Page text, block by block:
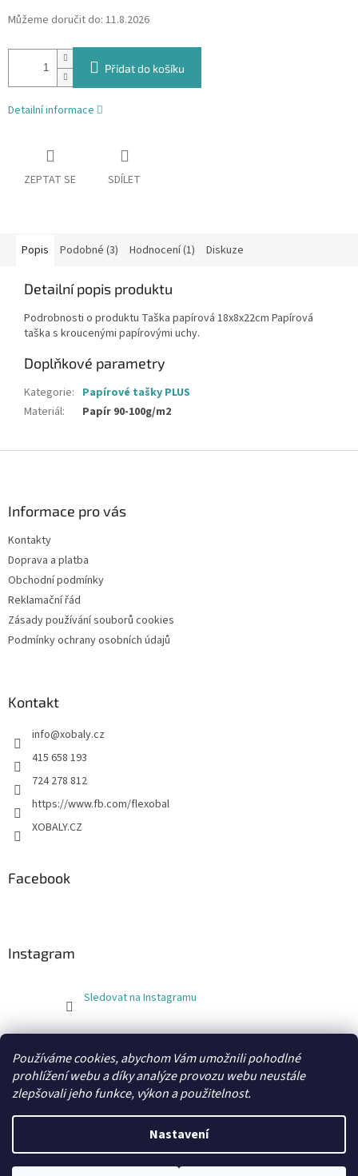
Používáme cookies, abychom Vám umožnili pohodlné
prohlížení webu a díky analýze provozu webu neustále
zlepšovali jeho funkce, výkon a použitelnost.
Nastavení
Můžeme doručit do: 11.8.2026
Přidat do košíku
Detailní informace
ZEPTAT SE SDÍLET
Popis Podobné (3) Hodnocení (1) Diskuze
Detailní popis produktu
Podrobnosti o produktu Taška papírová 18x8x22cm Papírová
taška s kroucenými papírovými uchy.
Doplňkové parametry
Kategorie: Papírové tašky PLUS
Materiál: Papír 90-100g/m2
Informace pro vás
Kontakty
Doprava a platba
Obchodní podmínky
Reklamační řád
Zásady používání souborů cookies
Podmínky ochrany osobních údajů
Kontakt
info@xobaly.cz
415 658 193
724 278 812
https://www.fb.com/flexobal
XOBALY.CZ
Facebook
Instagram
Sledovat na Instagramu
Copyright 2026xobaly.cz. Všechna práva vyhrazena.